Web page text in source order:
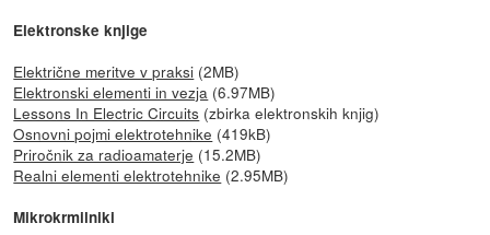
Elektronske knjige
Električne meritve v praksi (2MB)
Elektronski elementi in vezja (6.97MB)
Lessons In Electric Circuits (zbirka elektronskih knjig)
Osnovni pojmi elektrotehnike (419kB)
Priročnik za radioamaterje (15.2MB)
Realni elementi elektrotehnike (2.95MB)
Mikrokrmilniki